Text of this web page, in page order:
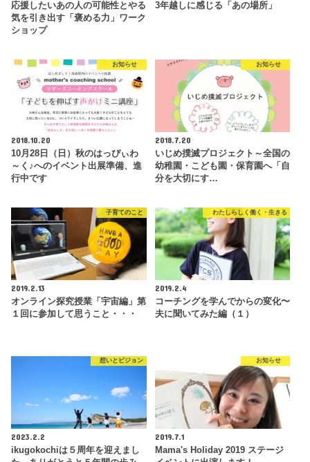
応援したいあの人の可能性とやる
気を引き出す「褒める力」ワーク
ショップ
3年越しに感じる「あの場所」
お知らせ
2018.10.20
10月28日（日）秋のはっぴぃわ
～く♪へのイベント出展準備、進
行中です
お知らせ
2018.7.20
いじめ撲滅プロジェクト～全国の
幼稚園・こども園・保育園へ「自
分を大切にす…
子育てのこと
2019.2.13
オンライン探究授業「宇宙編」第
１回に参加して思うこと・・・
わたしらしく働く・生きる
2019.2.4
コーチングを学んでからの変化〜
夫に聞いてみた編（１）
想いとビジョン
2023.2.2
ikugokochiは５周年を迎えまし
お知らせ
2019.7.1
Mama's Holiday 2019 ステージ